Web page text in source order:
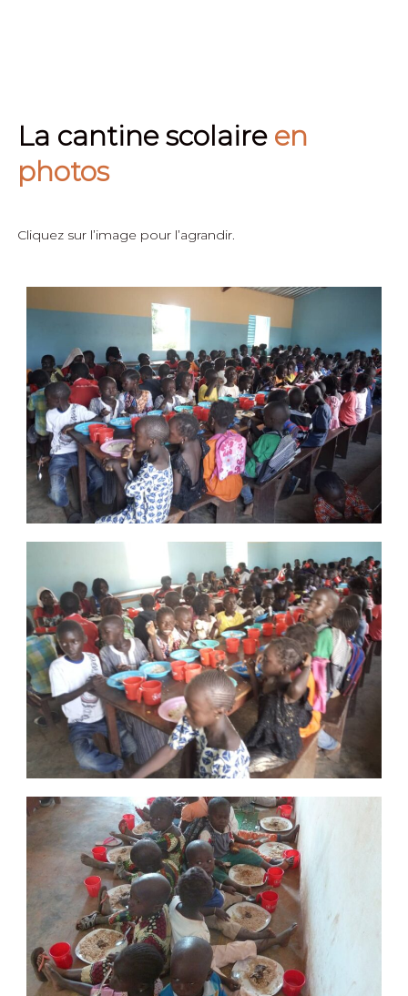
La cantine scolaireen
photos
Cliquez sur l’image pour l’agrandir.